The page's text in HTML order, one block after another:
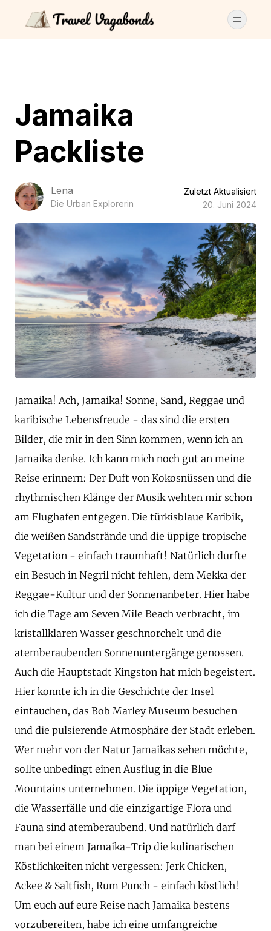
Jamaika
Packliste
Lena
Die Urban Explorerin
Zuletzt Aktualisiert
20. Juni 2024
Jamaika! Ach, Jamaika! Sonne, Sand, Reggae und
karibische Lebensfreude - das sind die ersten
Bilder, die mir in den Sinn kommen, wenn ich an
Jamaika denke. Ich kann mich noch gut an meine
Reise erinnern: Der Duft von Kokosnüssen und die
rhythmischen Klänge der Musik wehten mir schon
am Flughafen entgegen. Die türkisblaue Karibik,
die weißen Sandstrände und die üppige tropische
Vegetation - einfach traumhaft! Natürlich durfte
ein Besuch in Negril nicht fehlen, dem Mekka der
Reggae-Kultur und der Sonnenanbeter. Hier habe
ich die Tage am Seven Mile Beach verbracht, im
kristallklaren Wasser geschnorchelt und die
atemberaubenden Sonnenuntergänge genossen.
Auch die Hauptstadt Kingston hat mich begeistert.
Hier konnte ich in die Geschichte der Insel
eintauchen, das Bob Marley Museum besuchen
und die pulsierende Atmosphäre der Stadt erleben.
Wer mehr von der Natur Jamaikas sehen möchte,
sollte unbedingt einen Ausflug in die Blue
Mountains unternehmen. Die üppige Vegetation,
die Wasserfälle und die einzigartige Flora und
Fauna sind atemberaubend. Und natürlich darf
man bei einem Jamaika-Trip die kulinarischen
Köstlichkeiten nicht vergessen: Jerk Chicken,
Ackee & Saltfish, Rum Punch - einfach köstlich!
Um euch auf eure Reise nach Jamaika bestens
vorzubereiten, habe ich eine umfangreiche